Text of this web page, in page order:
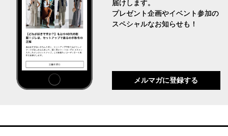
届けします。
プレゼント企画やイベント参加の
スペシャルなお知らせも！
メルマガに登録する